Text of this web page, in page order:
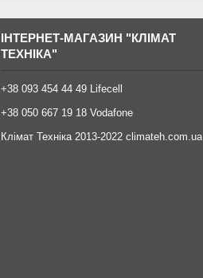
ІНТЕРНЕТ-МАГАЗИН "КЛІМАТ
ТЕХНІКА"
+38 093 454 44 49 Lifecell
+38 050 667 19 18 Vodafone
Клімат Техніка 2013-2022 climateh.com.ua